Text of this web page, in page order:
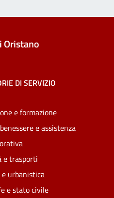
Oristano
DI SERVIZIO
e formazione
e assistenza
e trasporti
e urbanistica
e stato civile